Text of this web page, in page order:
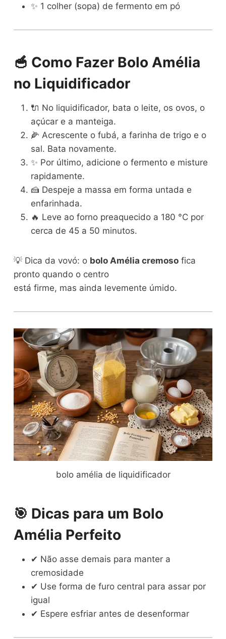
✨ 1 colher (sopa) de fermento em pó
🥣 Como Fazer Bolo Amélia
no Liquidificador
🔌 No liquidificador, bata o leite, os ovos, o
açúcar e a manteiga.
🌽 Acrescente o fubá, a farinha de trigo e o
sal. Bata novamente.
✨ Por último, adicione o fermento e misture
rapidamente.
🍰 Despeje a massa em forma untada e
enfarinhada.
🔥 Leve ao forno preaquecido a 180 °C por
cerca de 45 a 50 minutos.
💡 Dica da vovó: o bolo Amélia cremoso fica
pronto quando o centro
está firme, mas ainda levemente úmido.
bolo amélia de liquidificador
🎯 Dicas para um Bolo
Amélia Perfeito
✔ Não asse demais para manter a
cremosidade
✔ Use forma de furo central para assar por
igual
✔ Espere esfriar antes de desenformar